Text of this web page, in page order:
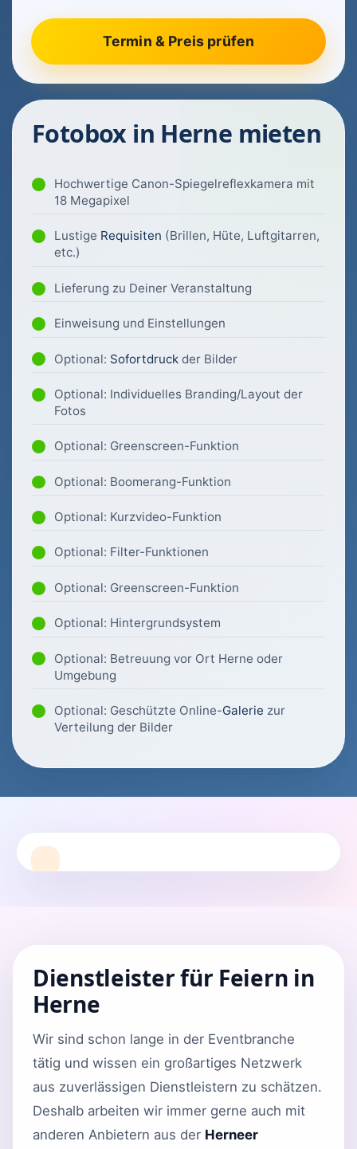
Fotobox in Herne mieten
Hochwertige Canon-Spiegelreflexkamera mit
18 Megapixel
Lustige Requisiten (Brillen, Hüte, Luftgitarren,
etc.)
Lieferung zu Deiner Veranstaltung
Einweisung und Einstellungen
Optional: Sofortdruck der Bilder
Optional: Individuelles Branding/Layout der
Fotos
Optional: Greenscreen-Funktion
Optional: Boomerang-Funktion
Optional: Kurzvideo-Funktion
Optional: Filter-Funktionen
Optional: Greenscreen-Funktion
Optional: Hintergrundsystem
Optional: Betreuung vor Ort Herne oder
Umgebung
Optional: Geschützte Online-Galerie zur
Verteilung der Bilder
Dienstleister für Feiern in
Herne
Wir sind schon lange in der Eventbranche
tätig und wissen ein großartiges Netzwerk
aus zuverlässigen Dienstleistern zu schätzen.
Deshalb arbeiten wir immer gerne auch mit
anderen Anbietern aus der Herneer